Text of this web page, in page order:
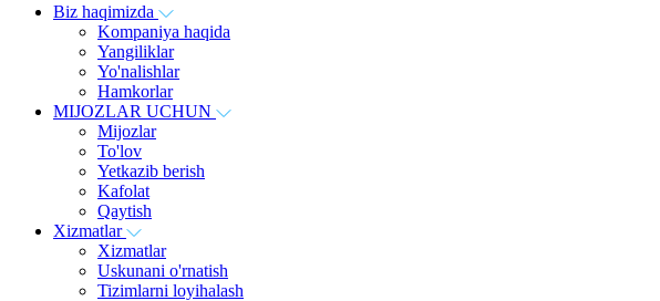
Biz haqimizda
Kompaniya haqida
Yangiliklar
Yo'nalishlar
Hamkorlar
MIJOZLAR UCHUN
Mijozlar
To'lov
Yetkazib berish
Kafolat
Qaytish
Xizmatlar
Xizmatlar
Uskunani o'rnatish
Tizimlarni loyihalash